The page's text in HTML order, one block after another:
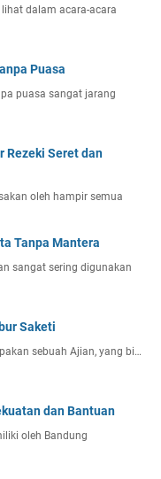
dalam acara-acara
Puasa
puasa sangat jarang
Rezeki Seret dan
oleh hampir semua
Tanpa Mantera
sangat sering digunakan
Saketi
sebuah Ajian, yang bi…
dan Bantuan
oleh Bandung